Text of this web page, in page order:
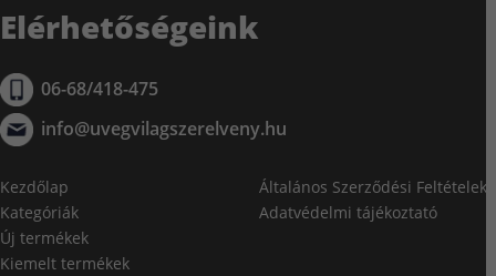
Elérhetőségeink
06-68/418-475
info@uvegvilagszerelveny.hu
Kezdőlap
Kategóriák
Új termékek
Kiemelt termékek
Általános Szerződési Feltételek
Adatvédelmi tájékoztató